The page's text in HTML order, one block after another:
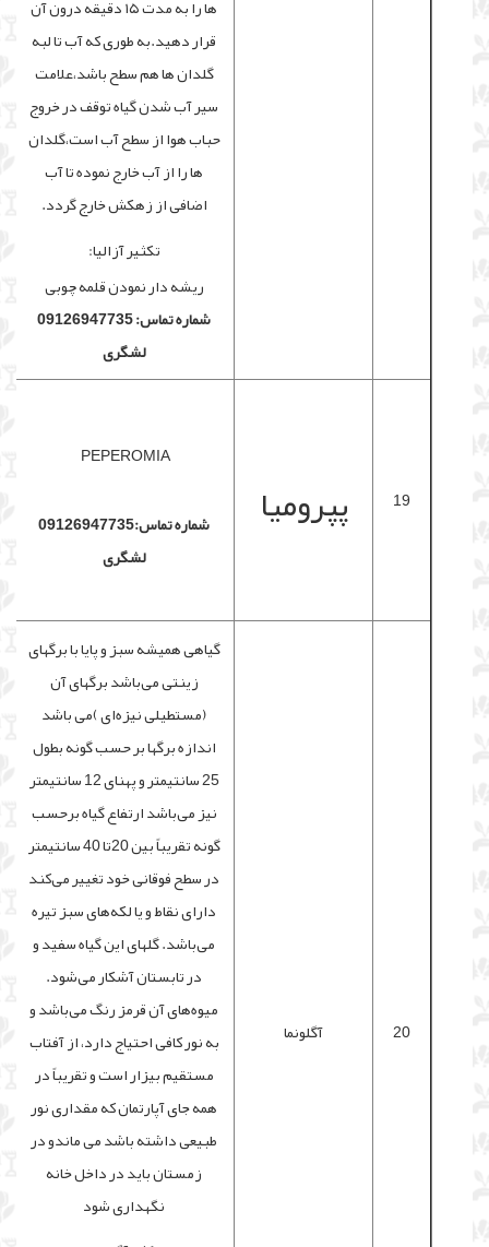
ها را به مدت ۱۵ دقیقه درون آن
قرار دهید.به طوری که آب تا لبه
گلدان ها هم سطح باشد،علامت
سیر آب شدن گیاه توقف در خروج
حباب هوا از سطح آب است،گلدان
ها را از آب خارج نموده تا آب
اضافی از زهکش خارج گردد.
تکثیر آزالیا:
ریشه دار نمودن قلمه چوبی
شماره تماس: 09126947735
لشگری
19 پپرومیا
PEPEROMIA
شماره تماس:09126947735
لشگری
20 آگلونما
گیاهی همیشه سبز و پایا با برگهای
زینتی می‌باشد برگهای آن
(مستطیلی نیزه‌ای )می باشد
اندازه برگها بر حسب گونه بطول
25 سانتیمتر و پهنای 12 سانتیمتر
نیز می‌باشد ارتفاع گیاه برحسب
گونه تقریباً بین 20تا 40 سانتیمتر
در سطح فوقانی خود تغییر می‌کند
دارای نقاط و یا لکه‌های سبز تیره
می‌باشد. گلهای این گیاه سفید و
در تابستان آشکار می‌شود.
میوه‌های آن قرمز رنگ می‌باشد و
به نور کافی احتیاج دارد، از آفتاب
مستقیم بیزار است و تقریباً در
همه جای آپارتمان که مقداری نور
طبیعی داشته باشد می ماندو در
زمستان باید در داخل خانه
نگهداری شود